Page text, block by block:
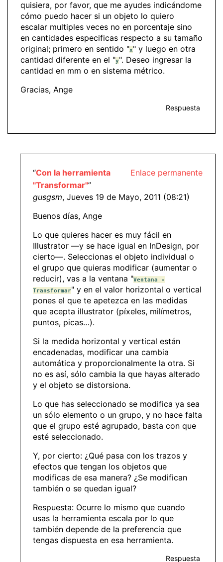
quisiera, por favor, que me ayudes indicándome
cómo puedo hacer si un objeto lo quiero
escalar multiples veces no en porcentaje sino
en cantidades especificas respecto a su tamaño
original; primero en sentido "x" y luego en otra
cantidad diferente en el "y". Deseo ingresar la
cantidad en mm o en sistema métrico.
Gracias, Ange
Respuesta
Enlace permanente
“Con la herramienta
"Transformar"”
gusgsm, Jueves 19 de Mayo, 2011 (08:21)
Buenos días, Ange
Lo que quieres hacer es muy fácil en
Illustrator —y se hace igual en InDesign, por
cierto—. Seleccionas el objeto individual o
el grupo que quieras modificar (aumentar o
reducir), vas a la ventana "Ventana -
Transformar" y en el valor horizontal o vertical
pones el que te apetezca en las medidas
que acepta illustrator (píxeles, milímetros,
puntos, picas…).
Si la medida horizontal y vertical están
encadenadas, modificar una cambia
automática y proporcionalmente la otra. Si
no es así, sólo cambia la que hayas alterado
y el objeto se distorsiona.
Lo que has seleccionado se modifica ya sea
un sólo elemento o un grupo, y no hace falta
que el grupo esté agrupado, basta con que
esté seleccionado.
Y, por cierto: ¿Qué pasa con los trazos y
efectos que tengan los objetos que
modificas de esa manera? ¿Se modifican
también o se quedan igual?
Respuesta: Ocurre lo mismo que cuando
usas la herramienta escala por lo que
también depende de la preferencia que
tengas dispuesta en esa herramienta.
Respuesta